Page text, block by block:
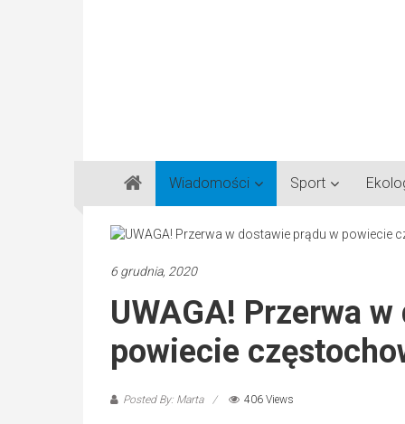
Gazeta
Regionalna
Częstochowa,
Lubliniec,
Wiadomości Sport
6 grudnia, 2020
UWAGA! Przerwa
powiecie
Posted By: Marta 406 Views